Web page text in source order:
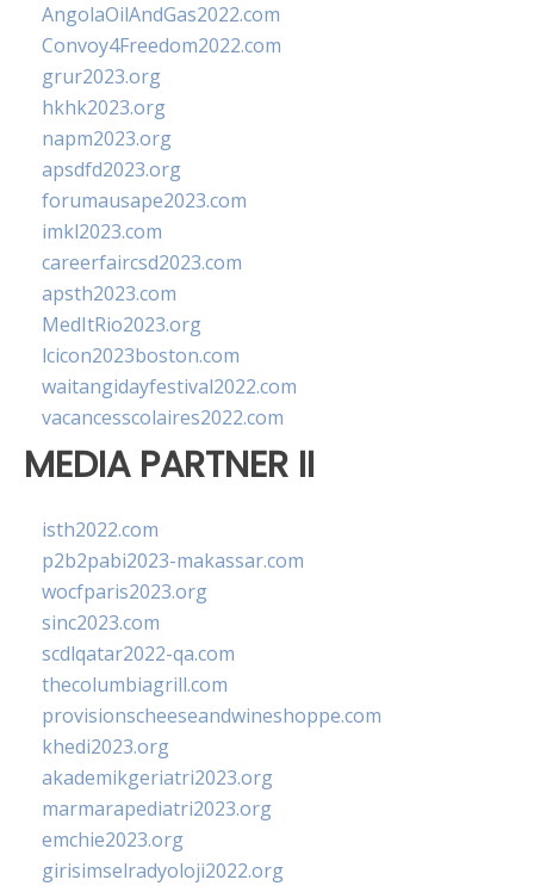
AngolaOilAndGas2022.com
Convoy4Freedom2022.com
grur2023.org
hkhk2023.org
napm2023.org
apsdfd2023.org
forumausape2023.com
imkl2023.com
careerfaircsd2023.com
apsth2023.com
MedItRio2023.org
lcicon2023boston.com
waitangidayfestival2022.com
vacancesscolaires2022.com
MEDIA PARTNER II
isth2022.com
p2b2pabi2023-makassar.com
wocfparis2023.org
sinc2023.com
scdlqatar2022-qa.com
thecolumbiagrill.com
provisionscheeseandwineshoppe.com
khedi2023.org
akademikgeriatri2023.org
marmarapediatri2023.org
emchie2023.org
girisimselradyoloji2022.org